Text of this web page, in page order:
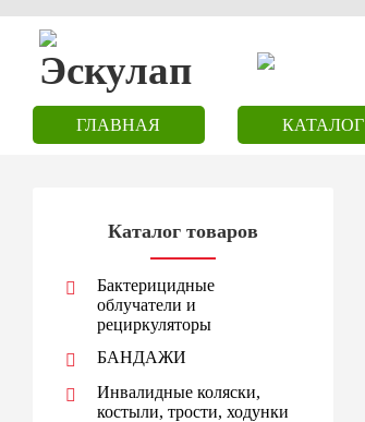
ГЛАВНАЯ КАТАЛОГ
Каталог товаров
Бактерицидные
облучатели и
рециркуляторы
БАНДАЖИ
Инвалидные коляски,
костыли, трости, ходунки